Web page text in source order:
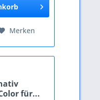
Merken
für...